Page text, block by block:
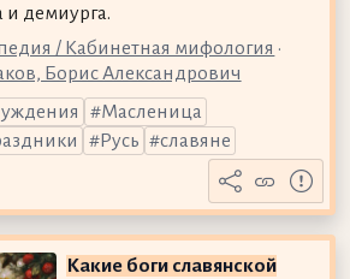
и демиурга.
/ Кабинетная мифология •
Борис Александрович
Масленица
Русь славяне
Какие боги славянской